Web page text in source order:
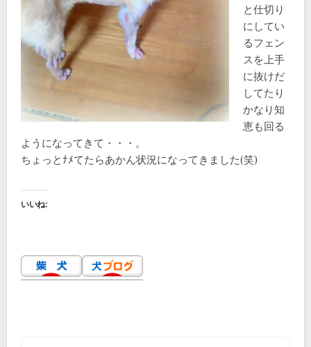
と仕切り
にしてい
るフェン
スを上手
に抜けだ
してたり
かなり知
恵も回る
ようになってきて・・・。
ちょっとﾅﾒてたらあかん状況になってきました(笑)
いいね: